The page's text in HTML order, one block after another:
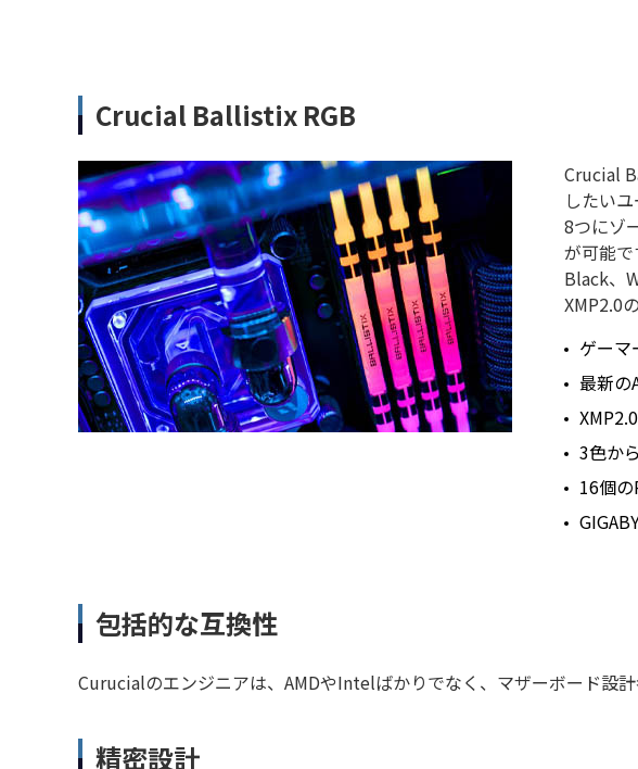
Crucial Ballistix RGB
Crucial
したいユ
8つにゾ
が可能で
Black、
XMP2.0
ゲーマ
最新の
3色か
16個の
包括的な互換性
Curucialのエンジニアは、AMDやIntelばかりでなく、マザーボード設
精密設計